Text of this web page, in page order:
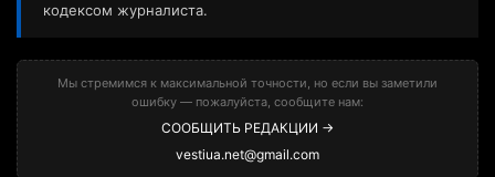
кодексом журналиста.
Мы стремимся к максимальной точности, но если вы заметили
ошибку — пожалуйста, сообщите нам:
СООБЩИТЬ РЕДАКЦИИ →
vestiua.net@gmail.com